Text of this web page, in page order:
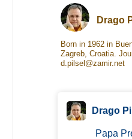
Drago
Born in 1962 in
Zagreb, Croatia.
d.pilsel@zamir.net
Drago
Papa